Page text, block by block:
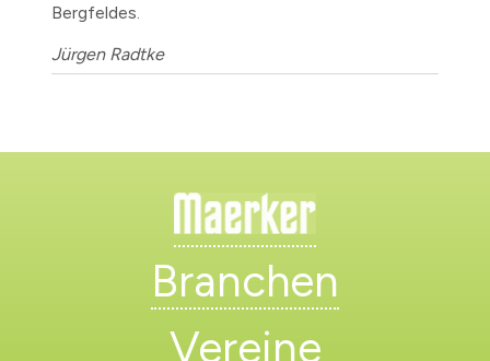
Bergfeldes.
Jürgen Radtke
Branchen
Vereine